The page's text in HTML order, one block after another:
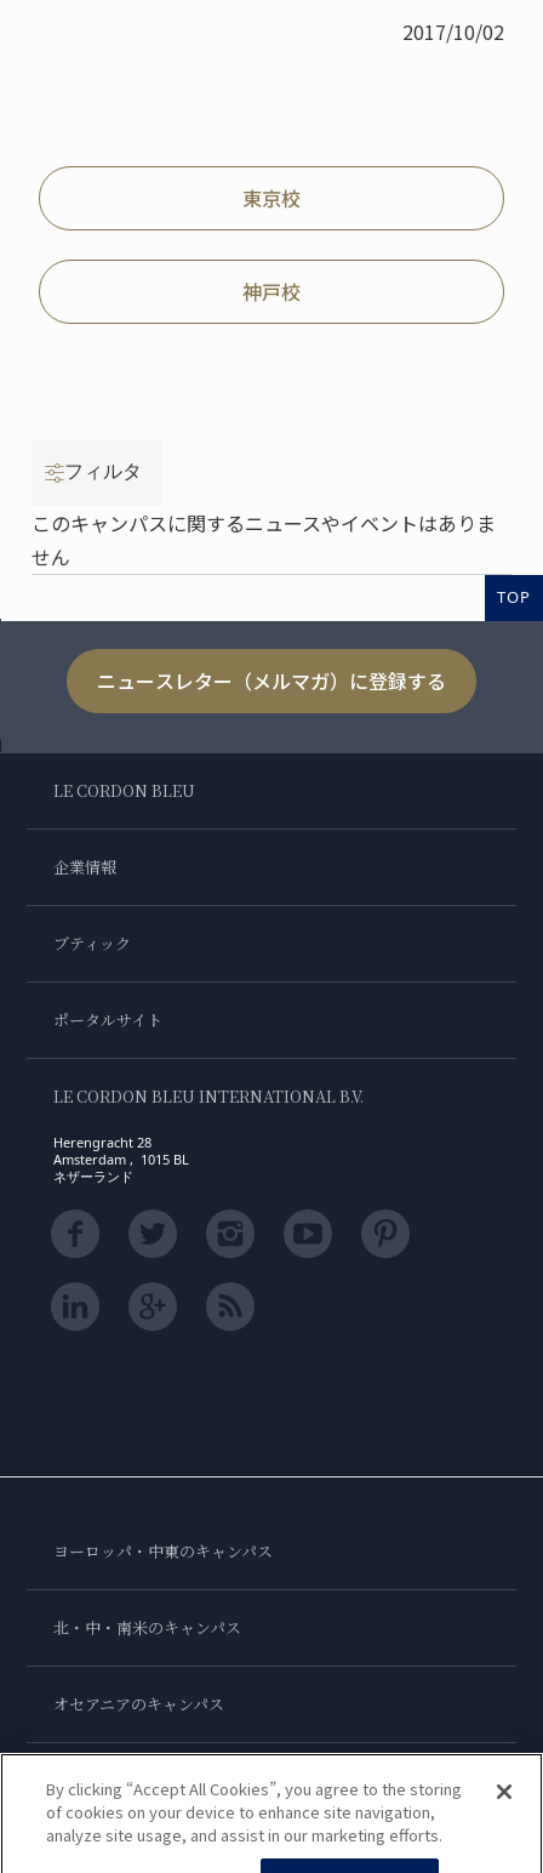
2017/10/02
東京校
神戸校
フィルタ
このキャンパスに関するニュースやイベントはありま
せん
TOP
ニュースレター（メルマガ）に登録する
LE CORDON BLEU
企業情報
ブティック
ポータルサイト
LE CORDON BLEU INTERNATIONAL B.V.
Herengracht 28
Amsterdam , 1015 BL
ネザーランド
ヨーロッパ・中東のキャンパス
北・中・南米のキャンパス
オセアニアのキャンパス
アジアのキャンパス
ル・コルドン・ブルー・インターナショナル
By clicking “Accept All Cookies”, you agree to the storing
of cookies on your device to enhance site navigation,
analyze site usage, and assist in our marketing efforts.